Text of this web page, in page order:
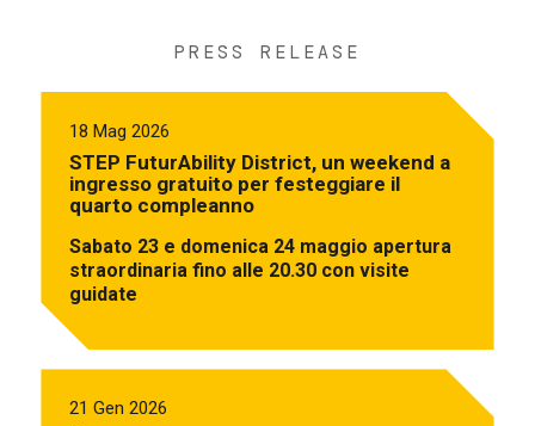
PRESS RELEASE
18 Mag 2026
STEP FuturAbility District, un weekend a
ingresso gratuito per festeggiare il
quarto compleanno
Sabato 23 e domenica 24 maggio apertura
straordinaria fino alle 20.30 con visite
guidate
21 Gen 2026